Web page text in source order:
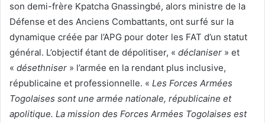
son demi-frère Kpatcha Gnassingbé, alors ministre de la
Défense et des Anciens Combattants, ont surfé sur la
dynamique créée par l’APG pour doter les FAT d’un statut
général. L’objectif étant de dépolitiser, « déclaniser » et
« désethniser » l’armée en la rendant plus inclusive,
républicaine et professionnelle. « Les Forces Armées
Togolaises sont une armée nationale, républicaine et
apolitique. La mission des Forces Armées Togolaises est